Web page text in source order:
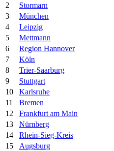
2
Stormarn
3
München
4
Leipzig
5
Mettmann
6
Region Hannover
7
Köln
8
Trier-Saarburg
9
Stuttgart
10
Karlsruhe
11
Bremen
12
Frankfurt am Main
13
Nürnberg
14
Rhein-Sieg-Kreis
15
Augsburg